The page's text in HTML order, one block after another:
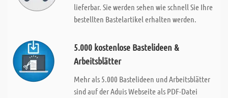
lieferbar. Sie werden sehen wie schnell Sie Ihre
bestellten Bastelartikel erhalten werden.
5.000 kostenlose Bastelideen &
Arbeitsblätter
Mehr als 5.000 Bastelideen und Arbeitsblätter
sind auf der Aduis Webseite als PDF-Datei